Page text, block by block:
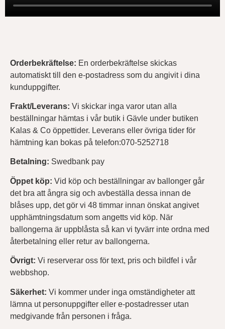
Orderbekräftelse: En orderbekräftelse skickas
automatiskt till den e-postadress som du angivit i dina
kunduppgifter.
Frakt/Leverans: Vi skickar inga varor utan alla
beställningar hämtas i vår butik i Gävle under butiken
Kalas & Co öppettider. Leverans eller övriga tider för
hämtning kan bokas på telefon:070-5252718
Betalning: Swedbank pay
Öppet köp: Vid köp och beställningar av ballonger går
det bra att ångra sig och avbeställa dessa innan de
blåses upp, det gör vi 48 timmar innan önskat angivet
upphämtningsdatum som angetts vid köp. När
ballongerna är uppblåsta så kan vi tyvärr inte ordna med
återbetalning eller retur av ballongerna.
Övrigt: Vi reserverar oss för text, pris och bildfel i vår
webbshop.
Säkerhet: Vi kommer under inga omständigheter att
lämna ut personuppgifter eller e-postadresser utan
medgivande från personen i fråga.